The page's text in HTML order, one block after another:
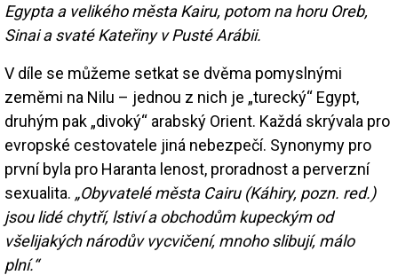
Egypta a velikého města Kairu, potom na horu Oreb,
Sinai a svaté Kateřiny v Pusté Arábii.
V díle se můžeme setkat se dvěma pomyslnými
zeměmi na Nilu – jednou z nich je „turecký“ Egypt,
druhým pak „divoký“ arabský Orient. Každá skrývala pro
evropské cestovatele jiná nebezpečí. Synonymy pro
první byla pro Haranta lenost, proradnost a perverzní
sexualita. „Obyvatelé města Cairu (Káhiry, pozn. red.)
jsou lidé chytří, lstiví a obchodům kupeckým od
všelijakých národův vycvičení, mnoho slibují, málo
plní.“